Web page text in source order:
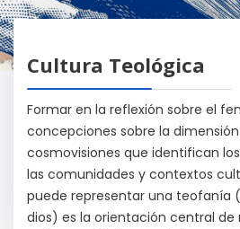
Cultura Teológica
Formar en la reflexión sobre el
concepciones sobre la
cosmovisiones que identifican
las comunidades y contextos
puede representar una teofanía
dios) es la orientación central